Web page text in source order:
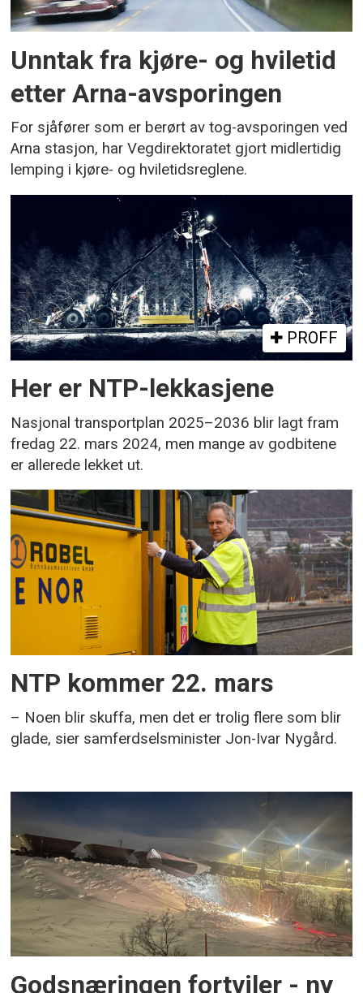
Unntak fra kjøre- og hviletid
etter Arna-avsporingen
For sjåfører som er berørt av tog-avsporingen ved
Arna stasjon, har Vegdirektoratet gjort midlertidig
lemping i kjøre- og hviletidsreglene.
PROFF
Her er NTP-lekkasjene
Nasjonal transportplan 2025–2036 blir lagt fram
fredag 22. mars 2024, men mange av godbitene
er allerede lekket ut.
NTP kommer 22. mars
– Noen blir skuffa, men det er trolig flere som blir
glade, sier samferdselsminister Jon-Ivar Nygård.
Godsnæringen fortviler - ny